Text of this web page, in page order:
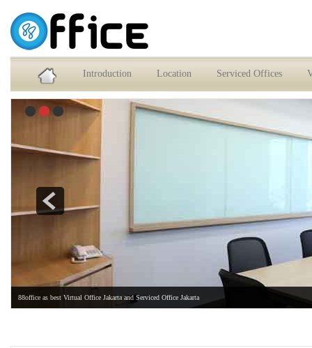
Service Office dan Virtual Office Jakarta Selatan
Introduction Location Serviced Offices
88office as best Virtual Office Jakarta and Serviced Office Jakarta